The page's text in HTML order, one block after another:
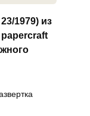
1979) из